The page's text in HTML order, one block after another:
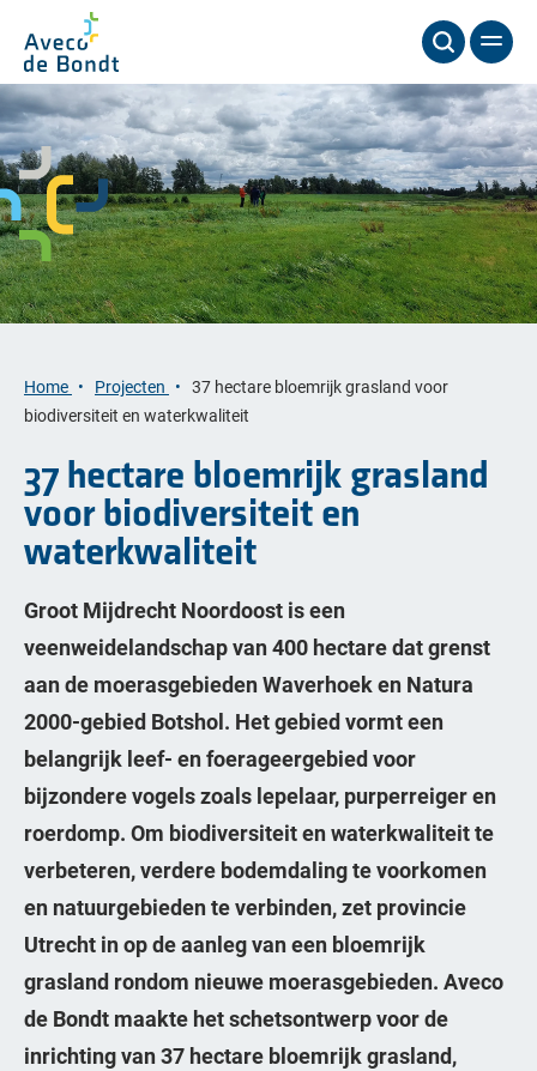
Home Projecten
37 hectare bloemrijk grasland voor
biodiversiteit en waterkwaliteit
37 hectare bloemrijk grasland
voor biodiversiteit en
waterkwaliteit
Groot Mijdrecht Noordoost is een
veenweidelandschap van 400 hectare dat grenst
aan de moerasgebieden Waverhoek en Natura
2000-gebied Botshol. Het gebied vormt een
belangrijk leef- en foerageergebied voor
bijzondere vogels zoals lepelaar, purperreiger en
roerdomp. Om biodiversiteit en waterkwaliteit te
verbeteren, verdere bodemdaling te voorkomen
en natuurgebieden te verbinden, zet provincie
Utrecht in op de aanleg van een bloemrijk
grasland rondom nieuwe moerasgebieden. Aveco
de Bondt maakte het schetsontwerp voor de
inrichting van 37 hectare bloemrijk grasland,